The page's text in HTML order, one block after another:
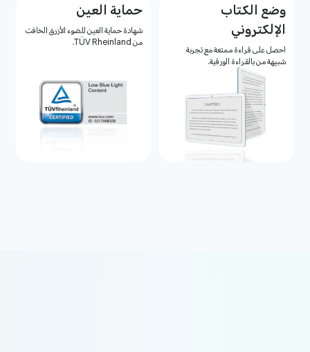
وضع الكتاب
الإلكتروني
احصل على قراءة ممتعة مع تجربة
شبيهة من بالقراءة الورقية.
حماية العين
شهادة حماية العين للضوء الأزرق الخافت
من TÜV Rheinland.